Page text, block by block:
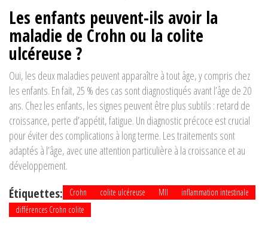
Les enfants peuvent-ils avoir la
maladie de Crohn ou la colite
ulcéreuse ?
Oui, les deux maladies peuvent apparaître à tout âge, y compris chez
les enfants. En fait, 25 % des cas sont diagnostiqués avant l’âge de 20
ans. Chez les enfants, les signes peuvent être plus subtils : retard de
croissance, perte d’appétit, fatigue. Un diagnostic précoce est crucial
pour éviter des complications à long terme. Les traitements sont
adaptés à l’âge, avec une attention particulière à la croissance et au
développement.
Étiquettes: Crohn colite ulcéreuse MII
inflammation intestinale
différences Crohn colite